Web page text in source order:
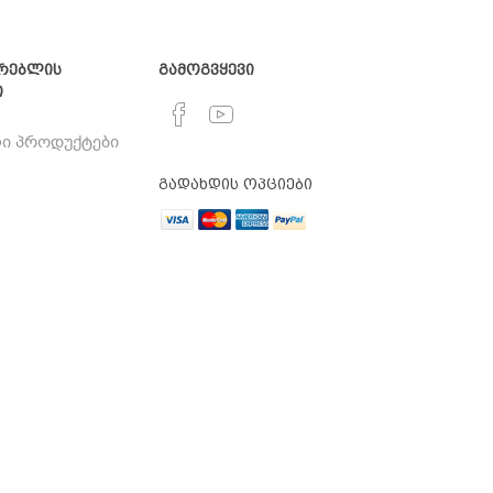
პროდუქტები
გამოგვყევი
გადახდის ოპციები